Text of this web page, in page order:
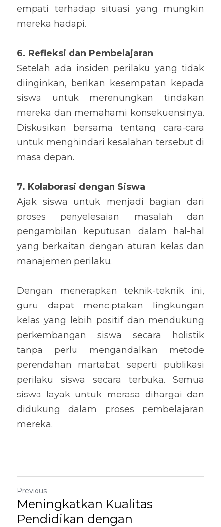
empati terhadap situasi yang mungkin
mereka hadapi.
6. Refleksi dan Pembelajaran
Setelah ada insiden perilaku yang tidak
diinginkan, berikan kesempatan kepada
siswa untuk merenungkan tindakan
mereka dan memahami konsekuensinya.
Diskusikan bersama tentang cara-cara
untuk menghindari kesalahan tersebut di
masa depan.
7. Kolaborasi dengan Siswa
Ajak siswa untuk menjadi bagian dari
proses penyelesaian masalah dan
pengambilan keputusan dalam hal-hal
yang berkaitan dengan aturan kelas dan
manajemen perilaku.
Dengan menerapkan teknik-teknik ini,
guru dapat menciptakan lingkungan
kelas yang lebih positif dan mendukung
perkembangan siswa secara holistik
tanpa perlu mengandalkan metode
perendahan martabat seperti publikasi
perilaku siswa secara terbuka. Semua
siswa layak untuk merasa dihargai dan
didukung dalam proses pembelajaran
mereka.
Previous
Meningkatkan Kualitas
Pendidikan dengan